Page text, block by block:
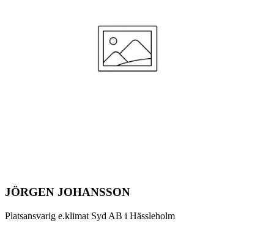
JÖRGEN JOHANSSON
Platsansvarig e.klimat Syd AB i Hässleholm